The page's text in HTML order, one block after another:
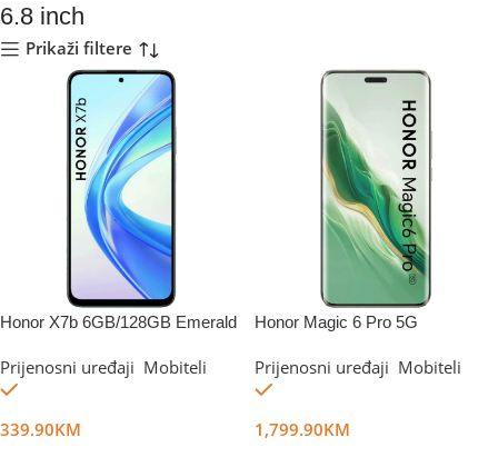
6.8 inch
Prikaži filtere
Honor X7b 6GB/128GB Emerald
Prijenosni uređaji Mobiteli
339.90KM
Honor Magic 6 Pro 5G
Prijenosni uređaji Mobiteli
1,799.90KM